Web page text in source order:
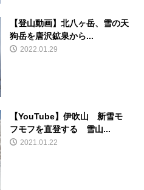
【登山動画】北八ヶ岳、雪の天
狗岳を唐沢鉱泉から...
2022.01.29
【YouTube】伊吹山 新雪モ
フモフを直登する 雪山...
2021.01.22